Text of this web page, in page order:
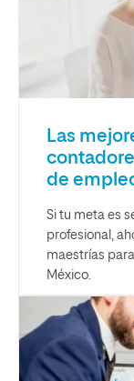
Las
de
Si tu meta es
profesional,
maestrías
México.